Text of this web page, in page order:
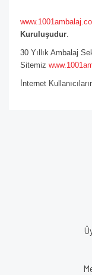
Kuruluşudur
30 Yıllık Ambalaj
Sitemiz
İnternet